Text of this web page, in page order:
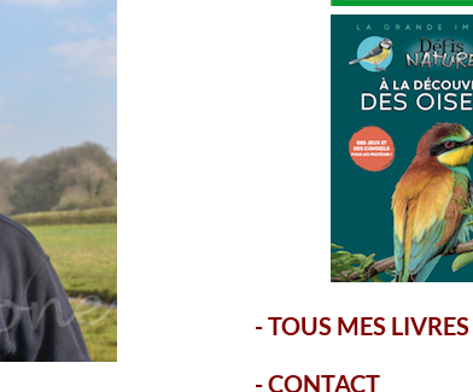
-TOUS MES LIVRES
-CONTACT